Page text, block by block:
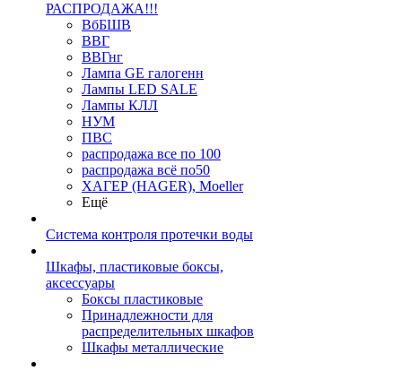
РАСПРОДАЖА!!!
ВбБШВ
ВВГ
ВВГнг
Лампа GE галогенн
Лампы LED SALE
Лампы КЛЛ
НУМ
ПВС
распродажа все по 100
распродажа всё по50
ХАГЕР (HAGER), Moeller
Ещё
Система контроля протечки воды
Шкафы, пластиковые боксы,
аксессуары
Боксы пластиковые
Принадлежности для
распределительных шкафов
Шкафы металлические